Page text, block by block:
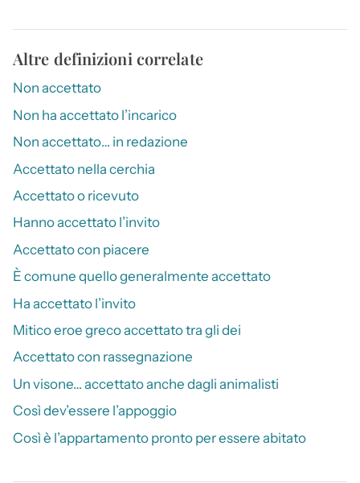
Altre definizioni correlate
Non accettato
Non ha accettato l’incarico
Non accettato… in redazione
Accettato nella cerchia
Accettato o ricevuto
Hanno accettato l’invito
Accettato con piacere
È comune quello generalmente accettato
Ha accettato l’invito
Mitico eroe greco accettato tra gli dei
Accettato con rassegnazione
Un visone… accettato anche dagli animalisti
Così dev’essere l’appoggio
Così è l’appartamento pronto per essere abitato